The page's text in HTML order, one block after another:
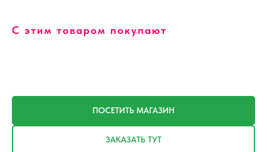
С этим товаром покупают
ПОСЕТИТЬ МАГАЗИН
ЗАКАЗАТЬ ТУТ